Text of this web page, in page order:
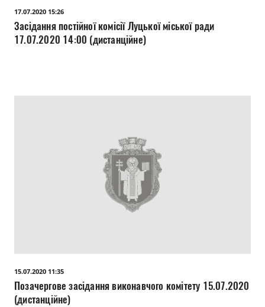
17.07.2020 15:26
Засідання постійної комісії Луцької міської ради
17.07.2020 14:00 (дистанційне)
15.07.2020 11:35
Позачергове засідання виконавчого комітету 15.07.2020
(дистанційне)